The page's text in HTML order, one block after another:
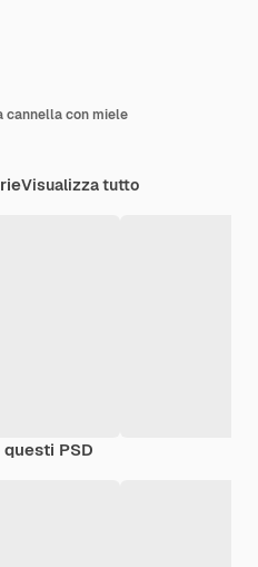
cannella con miele
Visualizza tutto
PSD